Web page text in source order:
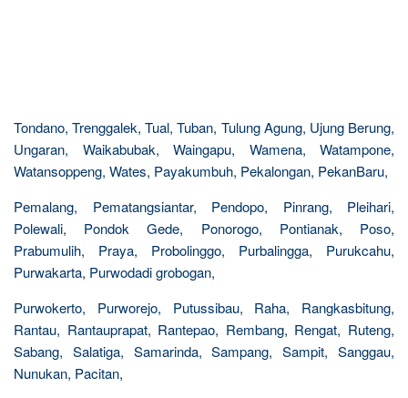
Tondano, Trenggalek, Tual, Tuban, Tulung Agung, Ujung Berung,
Ungaran, Waikabubak, Waingapu, Wamena, Watampone,
Watansoppeng, Wates, Payakumbuh, Pekalongan, PekanBaru,
Pemalang, Pematangsiantar, Pendopo, Pinrang, Pleihari,
Polewali, Pondok Gede, Ponorogo, Pontianak, Poso,
Prabumulih, Praya, Probolinggo, Purbalingga, Purukcahu,
Purwakarta, Purwodadi grobogan,
Purwokerto, Purworejo, Putussibau, Raha, Rangkasbitung,
Rantau, Rantauprapat, Rantepao, Rembang, Rengat, Ruteng,
Sabang, Salatiga, Samarinda, Sampang, Sampit, Sanggau,
Nunukan, Pacitan,